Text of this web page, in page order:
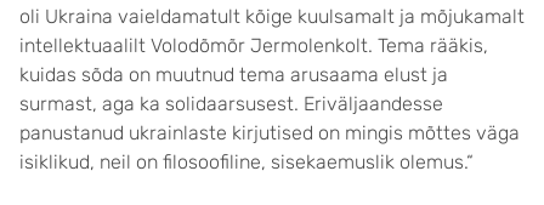
oli Ukraina vaieldamatult kõige kuulsamalt ja mõjukamalt
intellektuaalilt Volodõmõr Jermolenkolt. Tema rääkis,
kuidas sõda on muutnud tema arusaama elust ja
surmast, aga ka solidaarsusest. Eriväljaandesse
panustanud ukrainlaste kirjutised on mingis mõttes väga
isiklikud, neil on filosoofiline, sisekaemuslik olemus.“